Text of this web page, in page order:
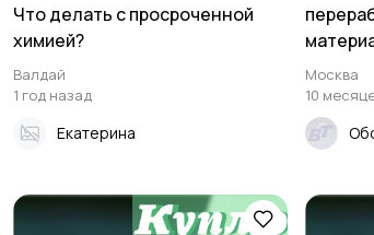
Что делать с просроченной
химией?
Валдай
1 год назад
Екатерина
Москва
10